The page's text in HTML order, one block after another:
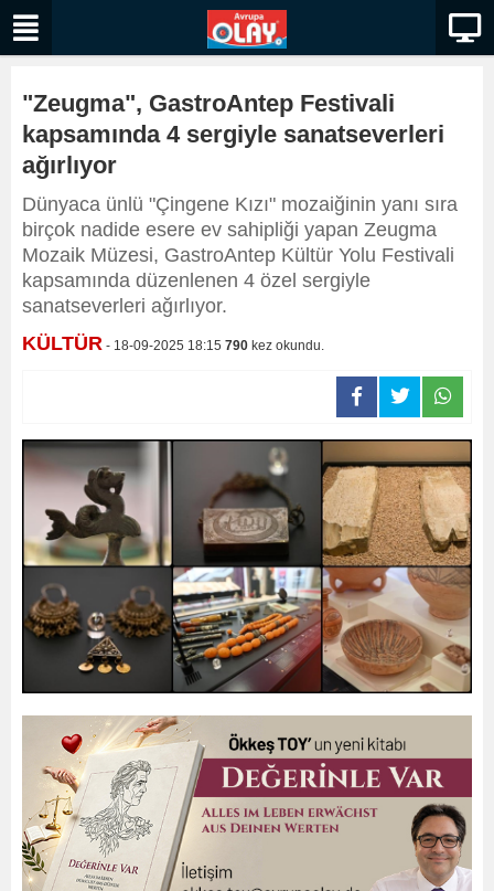
"Zeugma", GastroAntep Festivali
kapsamında 4 sergiyle sanatseverleri
ağırlıyor
Dünyaca ünlü "Çingene Kızı" mozaiğinin yanı sıra
birçok nadide esere ev sahipliği yapan Zeugma
Mozaik Müzesi, GastroAntep Kültür Yolu Festivali
kapsamında düzenlenen 4 özel sergiyle
sanatseverleri ağırlıyor.
KÜLTÜR - 18-09-2025 18:15 790 kez okundu.